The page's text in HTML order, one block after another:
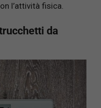
l’attività fisica.
da